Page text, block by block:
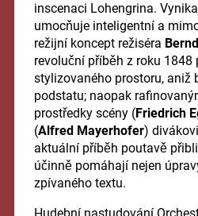
inscenaci Lohengrina.
umocňuje inteligentní a
režijní koncept režiséra
revoluční příběh z roku 1848
stylizovaného prostoru, aniž
podstatu; naopak
prostředky scény (Friedrich
(Alfred Mayerhofer)
aktuální příběh poutavě
účinně pomáhají nejen
zpívaného textu.